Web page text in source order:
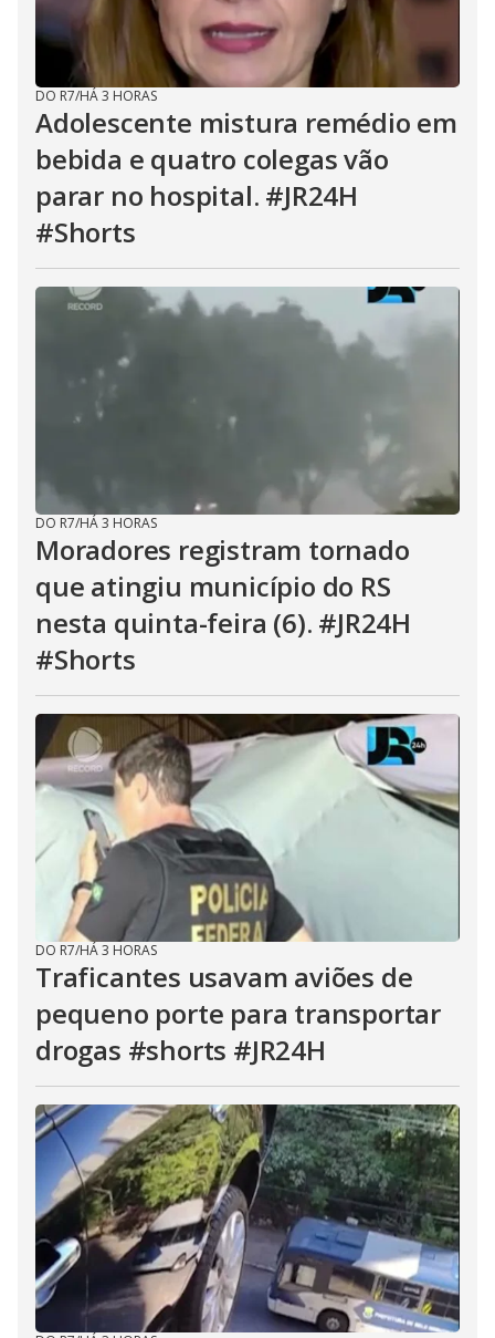
DO R7/HÁ 3 HORAS
Adolescente mistura remédio em
bebida e quatro colegas vão
parar no hospital. #JR24H
#Shorts
DO R7/HÁ 3 HORAS
Moradores registram tornado
que atingiu município do RS
nesta quinta-feira (6). #JR24H
#Shorts
DO R7/HÁ 3 HORAS
Traficantes usavam aviões de
pequeno porte para transportar
drogas #shorts #JR24H